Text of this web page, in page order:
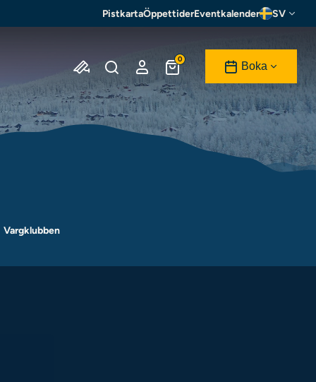
PistkartaÖppettiderEventkalender SV
0
Boka
Vargklubben